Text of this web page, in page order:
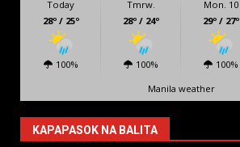
Today
28º / 25º
100%
Tmrw.
28º / 24º
100%
Mon. 10
29º / 27º
100%
Manila weather
KAPAPASOK NA BALITA